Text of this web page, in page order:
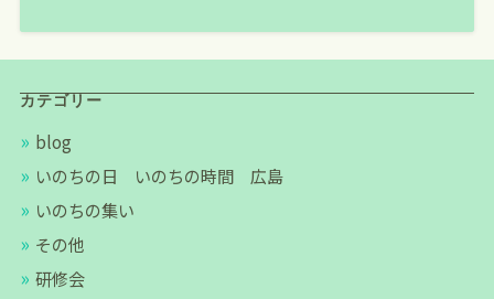
カテゴリー
blog
いのちの日 いのちの時間 広島
いのちの集い
その他
研修会